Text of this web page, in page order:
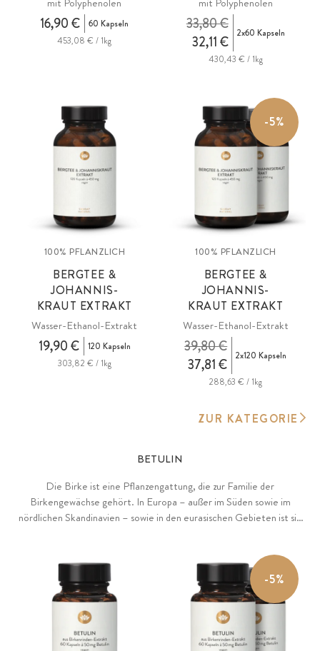
16,90 €
60 Kapseln
453,08 € / 1kg
32,11 €
33,80 € 2x60 Kapseln
430,43 € / 1kg
100% PFLANZLICH
BERGTEE &
JOHANNIS-
KRAUT EXTRAKT
Wasser-Ethanol-Extrakt
19,90 €
120 Kapseln
303,82 € / 1kg
-5%
100% PFLANZLICH
BERGTEE &
JOHANNIS-
KRAUT EXTRAKT
Wasser-Ethanol-Extrakt
37,81 €
39,80 € 2x120 Kapseln
288,63 € / 1kg
ZUR KATEGORIE
BETULIN
Die Birke ist eine Pflanzengattung, die zur Familie der
Birkengewächse gehört. In Europa – außer im Süden sowie im
nördlichen Skandinavien – sowie in den eurasischen Gebieten ist sie
charakteristischen Duft prägen, sowie Flavonoide, Gerbstoffe,
Phenolcarbonsäuren und Triterpenalkohole. Das markanteste
Erkennungsmerkmal der Birke ist die auffallend weiße Färbung ihrer
Rinde. Verantwortlich dafür, ist das in der Rinde hochkonzentriert
enthaltene Betulin. Es schützt den Baum vor zu starker
Sonneinstrahung, extremen Temperaturen sowie Schädlingsbefall.
-5%